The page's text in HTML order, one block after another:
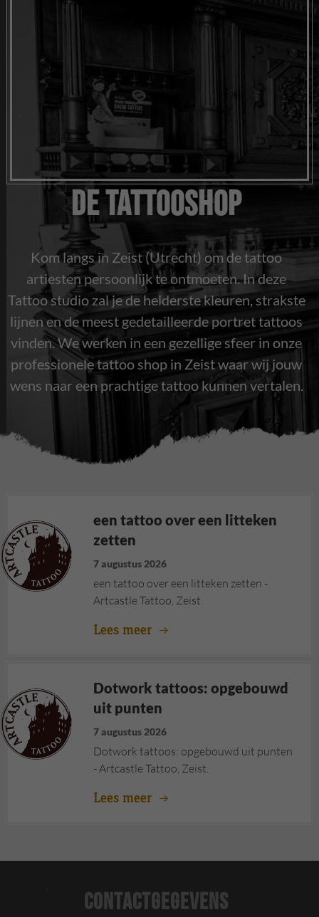
De Tattooshop
Kom langs in Zeist (Utrecht) om de tattoo
artiesten persoonlijk te ontmoeten. In deze
Tattoo studio zal je de helderste kleuren, strakste
lijnen en de meest gedetailleerde portret tattoos
vinden. We werken in een gezellige sfeer in onze
professionele tattoo shop in Zeist waar wij jouw
wens naar een prachtige tattoo kunnen vertalen.
een tattoo over een litteken
zetten
7 augustus 2026
een tattoo over een litteken zetten -
Artcastle Tattoo, Zeist.
Lees meer
Dotwork tattoos: opgebouwd
uit punten
7 augustus 2026
Dotwork tattoos: opgebouwd uit punten
- Artcastle Tattoo, Zeist.
Lees meer
CONTACTGEGEVENS